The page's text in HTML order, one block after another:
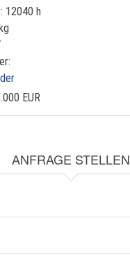
12040 h
EUR
ANFRAGE STELLEN